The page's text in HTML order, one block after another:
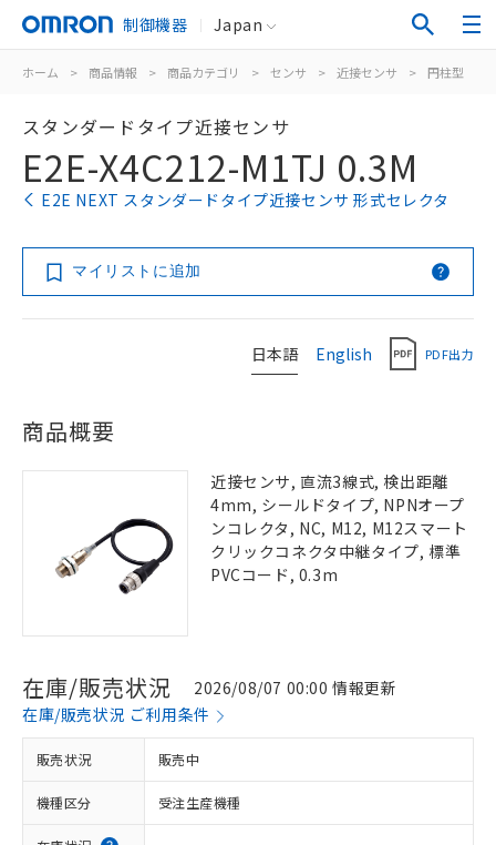
制御機器 Japan
ホーム > 商品情報 > 商品カテゴリ > センサ > 近接センサ > 円柱型
スタンダードタイプ近接センサ
E2E-X4C212-M1TJ 0.3M
E2E NEXT スタンダードタイプ近接センサ 形式セレクタ
マイリストに追加
日本語 English PDF出力
商品概要
近接センサ, 直流3線式, 検出距離
4mm, シールドタイプ, NPNオープ
ンコレクタ, NC, M12, M12スマート
クリックコネクタ中継タイプ, 標準
PVCコード, 0.3m
在庫/販売状況
2026/08/07 00:00 情報更新
在庫/販売状況 ご利用条件
販売状況 販売中
機種区分 受注生産機種